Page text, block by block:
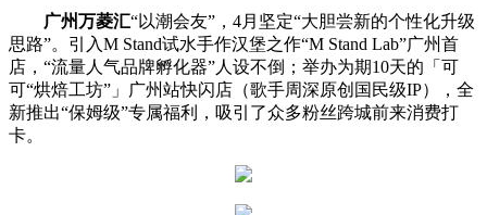
广州万菱汇“以潮会友”，4月坚定“大胆尝新的个性化升级
思路”。引入M Stand试水手作汉堡之作“M Stand Lab”广州首
店，“流量人气品牌孵化器”人设不倒；举办为期10天的「可
可“烘焙工坊”」广州站快闪店（歌手周深原创国民级IP），全
新推出“保姆级”专属福利，吸引了众多粉丝跨城前来消费打
卡。